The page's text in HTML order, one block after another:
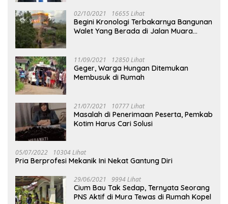
02/10/2021 16655 Lihat
Begini Kronologi Terbakarnya Bangunan
Walet Yang Berada di Jalan Muara
11/09/2021 12850 Lihat
Geger, Warga Hungan Ditemukan
Membusuk di Rumah
21/07/2021 10777 Lihat
Masalah di Penerimaan Peserta, Pemkab
Kotim Harus Cari Solusi
05/07/2022 10304 Lihat
Pria Berprofesi Mekanik Ini Nekat Gantung Diri
29/06/2021 9994 Lihat
Cium Bau Tak Sedap, Ternyata Seorang
PNS Aktif di Mura Tewas di Rumah Kopel